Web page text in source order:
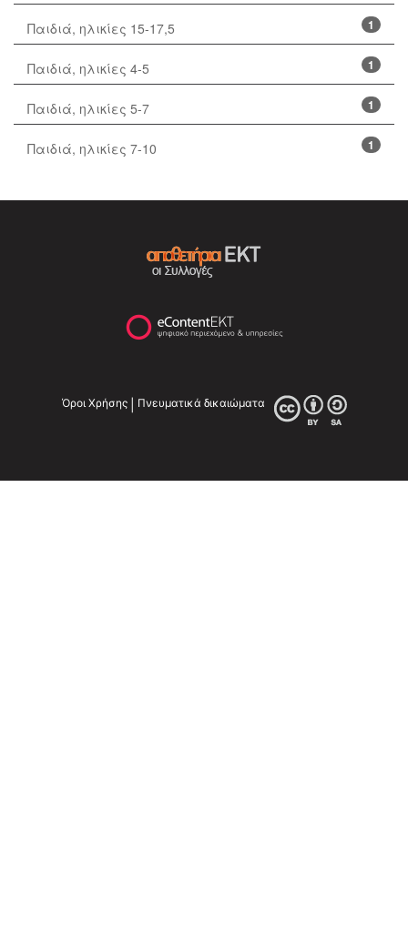
1
Παιδιά, ηλικίες 15-17,5
1
Παιδιά, ηλικίες 4-5
1
Παιδιά, ηλικίες 5-7
1
Παιδιά, ηλικίες 7-10